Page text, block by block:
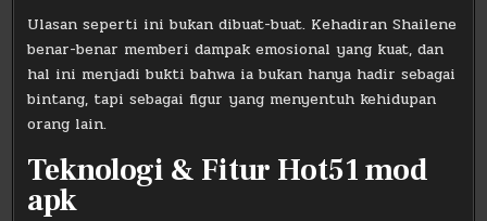
Ulasan seperti ini bukan dibuat-buat. Kehadiran Shailene
benar-benar memberi dampak emosional yang kuat, dan
hal ini menjadi bukti bahwa ia bukan hanya hadir sebagai
bintang, tapi sebagai figur yang menyentuh kehidupan
orang lain.
Teknologi & Fitur Hot51 mod
apk